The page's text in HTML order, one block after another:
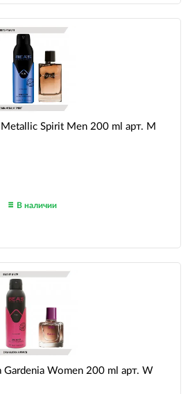
Spirit Men 200 ml арт. M
В наличии
Gardenia Women 200 ml арт. W